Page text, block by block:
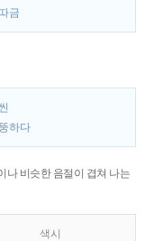
금
하다
나 비슷한 음절이 겹쳐 나는
색시